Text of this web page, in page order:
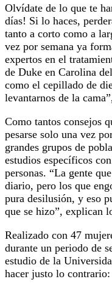
Olvídate de lo que te
días! Si lo haces,
tanto a corto como a
vez por semana ya
expertos en el
de Duke en Carolina
como el cepillado de
levantarnos de la
Como tantos consejos
pesarse solo una vez
grandes grupos de
estudios específicos
personas. “La gente
diario, pero los que
pura desilusión, y eso
que se hizo”, explican
Realizado con 47
durante un periodo de
estudio de la
hacer justo lo contrario: